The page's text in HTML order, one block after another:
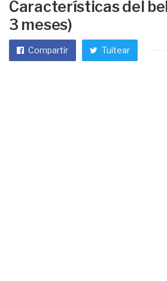
Características del
3 meses)
Compartir Tuitear